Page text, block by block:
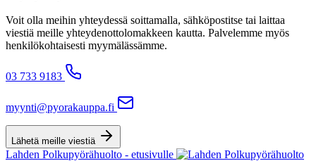
Voit olla meihin yhteydessä soittamalla, sähköpostitse tai laittaa
viestiä meille yhteydenottolomakkeen kautta. Palvelemme myös
henkilökohtaisesti myymälässämme.
03 733 9183
myynti@pyorakauppa.fi
Lähetä meille viestiä
Lahden Polkupyörähuolto - etusivulle